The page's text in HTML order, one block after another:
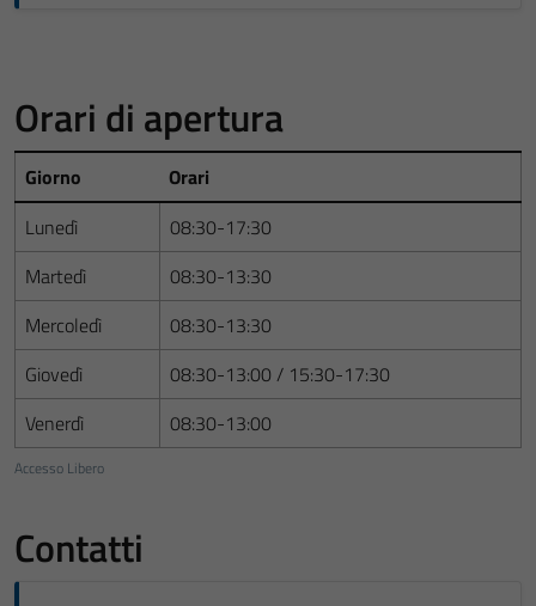
Orari di apertura
Accesso Libero
Giorno
Orari
Lunedì
08:30-17:30
Martedì
08:30-13:30
Mercoledì
08:30-13:30
Giovedì
08:30-13:00 / 15:30-17:30
Venerdì
08:30-13:00
Contatti